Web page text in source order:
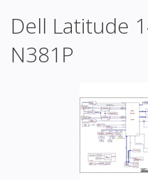
Dell Latitude
N381P